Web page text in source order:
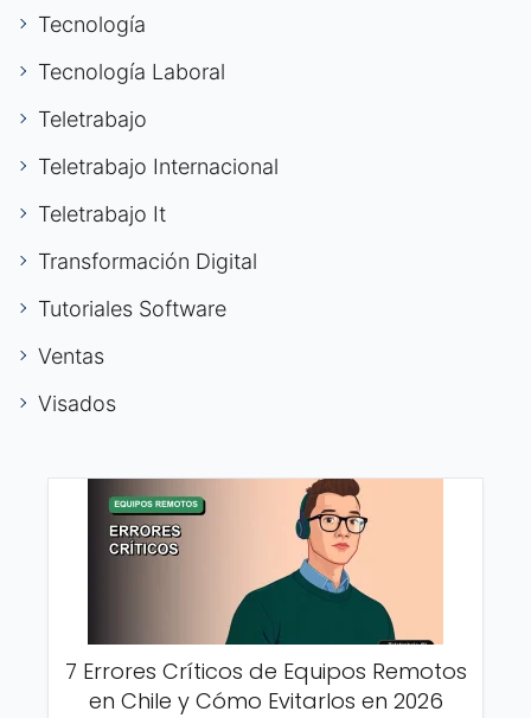
Tecnología
Tecnología Laboral
Teletrabajo
Teletrabajo Internacional
Teletrabajo It
Transformación Digital
Tutoriales Software
Ventas
Visados
7 Errores Críticos de Equipos Remotos
en Chile y Cómo Evitarlos en 2026